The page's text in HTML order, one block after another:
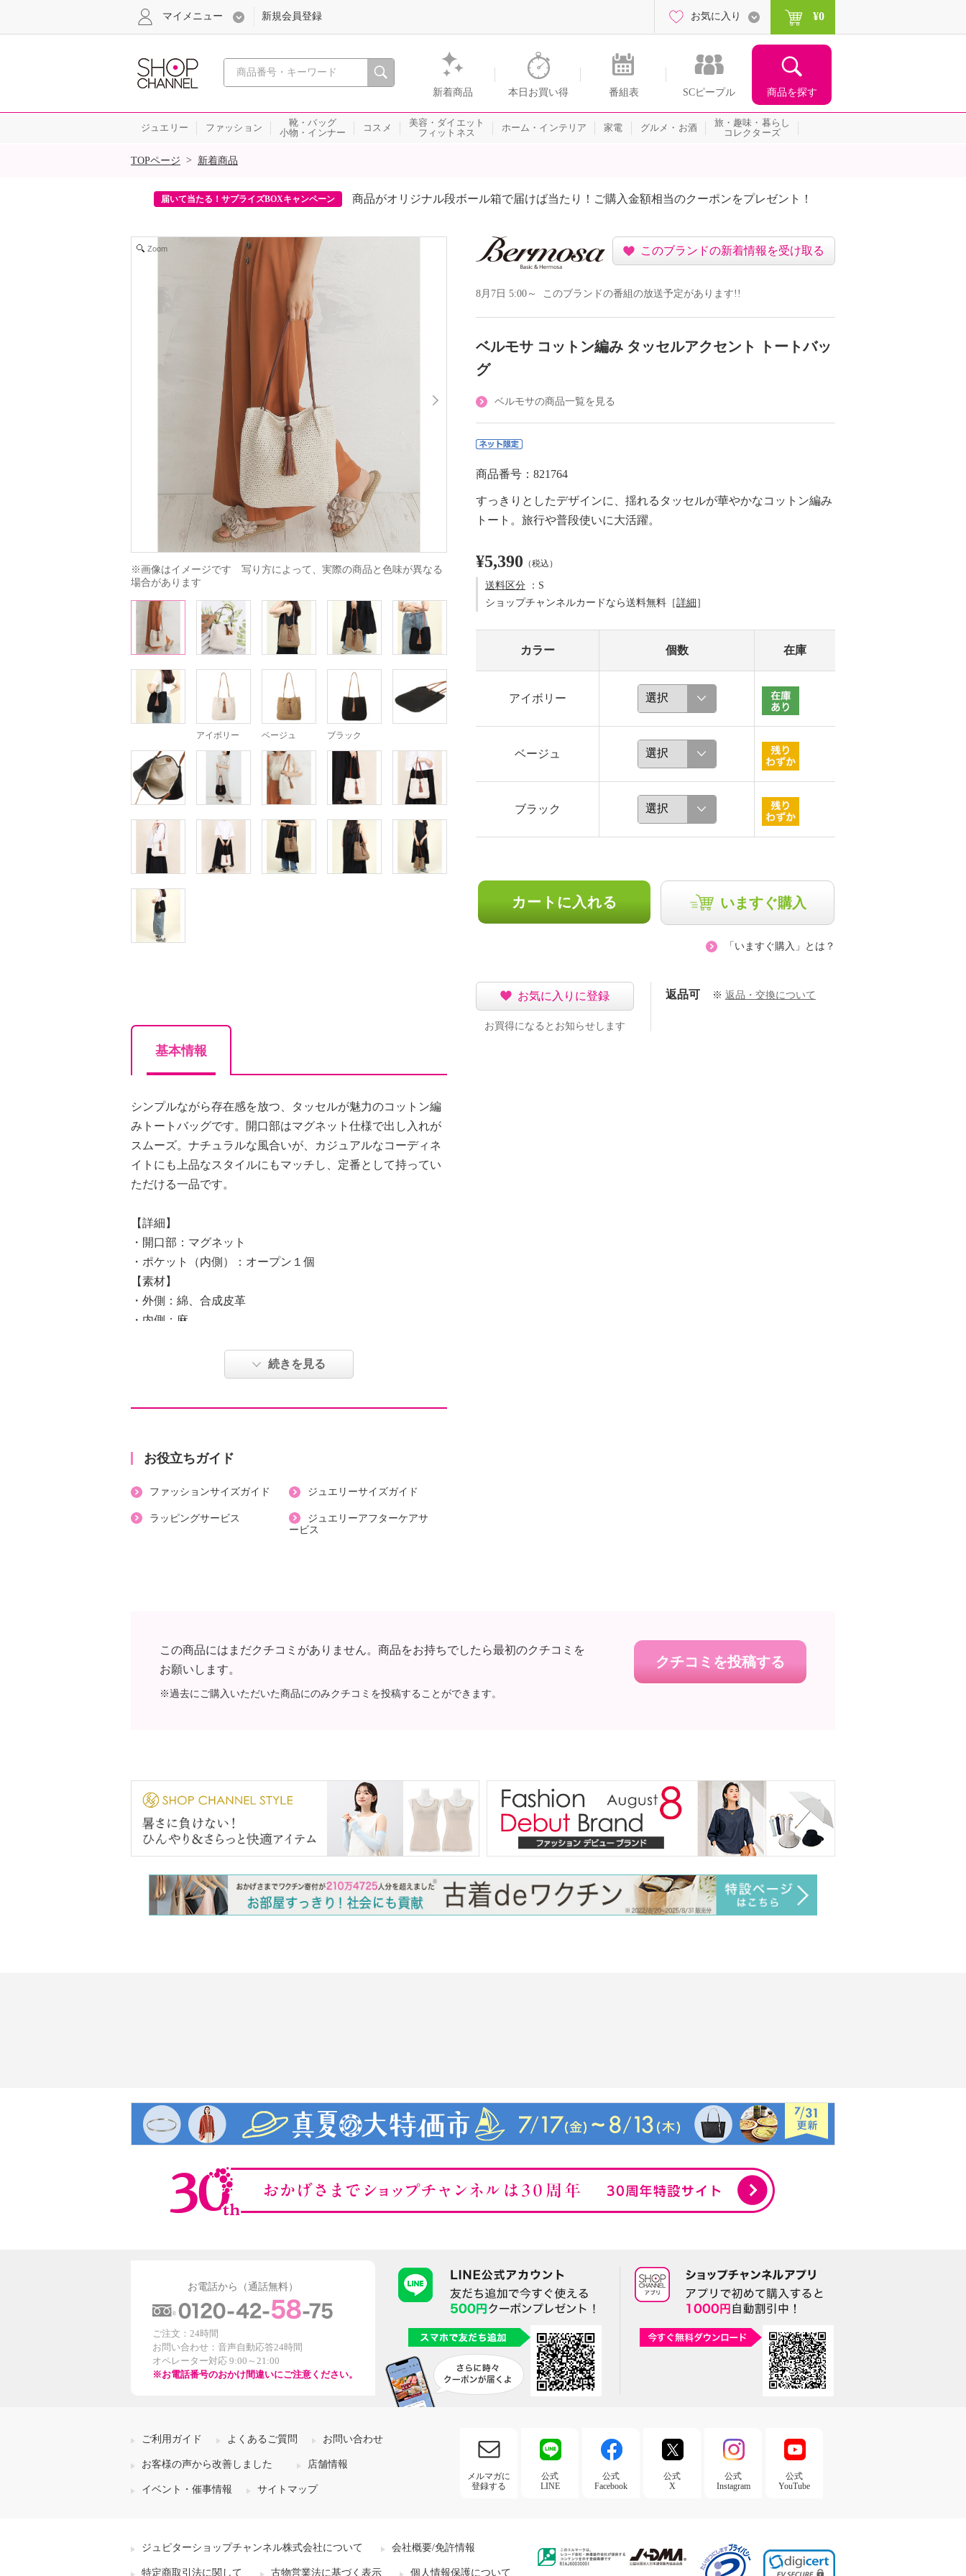
心おどる、瞬間を。通販・テレビショッピングのショップチャンネル
新着商品 本日お買い得 番組表 SCピープル 商品を探す
マイメニュー 新規会員登録 お気に入り ¥0
ジュエリー ファッション
靴・バッグ
小物・インナー
コスメ
美容・ダイエット
フィットネス
ホーム・インテリア 家電 グルメ・お酒
旅・趣味・暮らし
コレクターズ
SALE
TOPページ > 新着商品
届いて当たる！サプライズBOXキャンペーン 商品がオリジナル段ボール箱で届けば当たり！ご購入金額相当のクーポンをプレゼント！
Zoom
※画像はイメージです　写り方によって、実際の商品と色味が異なる
場合があります
アイボリー ベージュ ブラック
基本情報
シンプルながら存在感を放つ、タッセルが魅力のコットン編
みトートバッグです。開口部はマグネット仕様で出し入れが
スムーズ。ナチュラルな風合いが、カジュアルなコーディネ
イトにも上品なスタイルにもマッチし、定番として持ってい
ただける一品です。
【詳細】
・開口部：マグネット
・ポケット（内側）：オープン１個
【素材】
・外側：綿、合成皮革
・内側：麻
・約縦２９ｃｍ×最大横３２ｃｍ
・Ａ４サイズ：不可
・個体差あり
・中国製
続きを見る
お役立ちガイド
ファッションサイズガイド ジュエリーサイズガイド
ラッピングサービス
ジュエリーアフターケアサ
ービス
このブランドの新着情報を受け取る
8月7日 5:00～ このブランドの番組の放送予定があります!!
ベルモサ コットン編み タッセルアクセント トートバッ
グ
ベルモサの商品一覧を見る
商品番号：821764
すっきりとしたデザインに、揺れるタッセルが華やかなコットン編み
トート。旅行や普段使いに大活躍。
¥5,390 （税込）
送料区分 ：S
ショップチャンネルカードなら送料無料［詳細 ］
カラー 個数 在庫
アイボリー
ベージュ
ブラック
カートに入れる いますぐ購入
「いますぐ購入」とは？
お気に入りに登録
お買得になるとお知らせします
返品可 ※ 返品・交換について
クチコミを投稿する
この商品にはまだクチコミがありません。商品をお持ちでしたら最初のクチコミを
お願いします。
※過去にご購入いただいた商品にのみクチコミを投稿することができます。
お電話から（通話無料）
ご注文：24時間
お問い合わせ：音声自動応答24時間
オペレーター対応 9:00～21:00
※お電話番号のおかけ間違いにご注意ください。
ご利用ガイド よくあるご質問 お問い合わせ
お客様の声から改善しました 店舗情報
イベント・催事情報 サイトマップ
メルマガに
登録する
公式
LINE
公式
Facebook
公式
X
公式
Instagram
公式
YouTube
ジュピターショップチャンネル株式会社について 会社概要/免許情報
特定商取引法に関して 古物営業法に基づく表示 個人情報保護について